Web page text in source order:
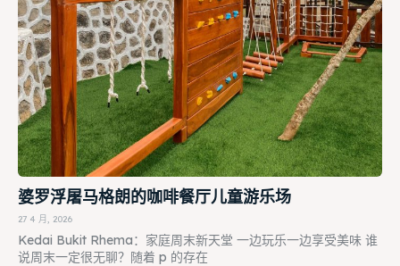
婆罗浮屠马格朗的咖啡餐厅儿童游乐场
27 4 月, 2026
Kedai Bukit Rhema：家庭周末新天堂 一边玩乐一边享受美味 谁
说周末一定很无聊？随着 p 的存在